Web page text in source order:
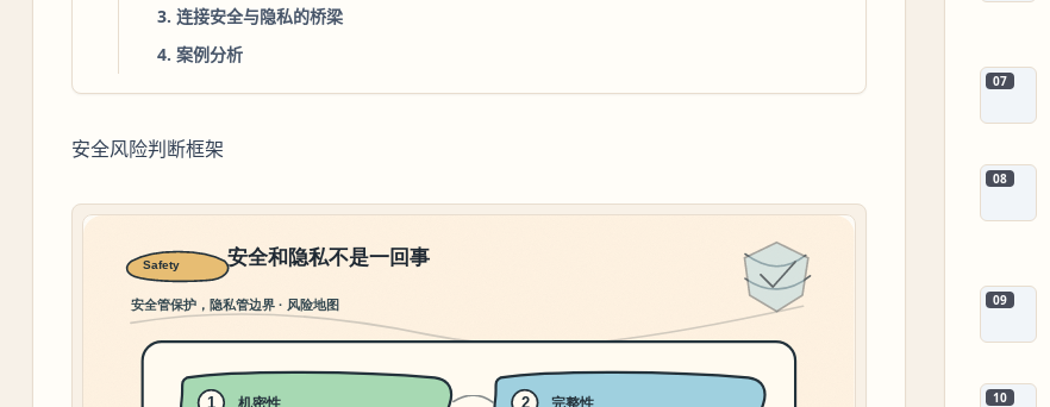
3. 连接安全与隐私的桥梁
4. 案例分析
安全风险判断框架
07
08
09
10